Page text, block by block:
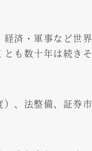
済・軍事など世界
も数十年は続きそ
、法整備、証券市